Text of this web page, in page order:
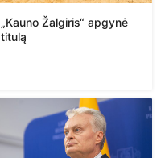
„Kauno Žalgiris“ apgynė
titulą